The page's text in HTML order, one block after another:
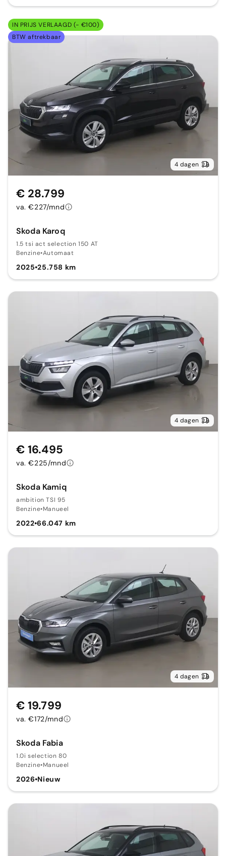
IN PRIJS VERLAAGD (- €100)
BTW aftrekbaar
4 dagen
Skoda Karoq
1.5 tsi act selection 150 AT
Benzine•Automaat
2025•25.758 km
€ 28.799
va. €227/mnd
4 dagen
Skoda Kamiq
ambition TSI 95
Benzine•Manueel
2022•66.047 km
€ 16.495
va. €225/mnd
4 dagen
Skoda Fabia
1.0i selection 80
Benzine•Manueel
2026•Nieuw
€ 19.799
va. €172/mnd